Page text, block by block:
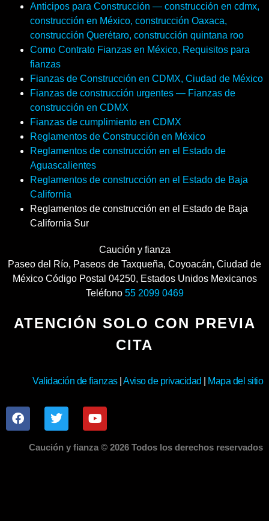
Anticipos para Construcción — construcción en cdmx,
construcción en México, construcción Oaxaca,
construcción Querétaro, construcción quintana roo
Como Contrato Fianzas en México, Requisitos para
fianzas
Fianzas de Construcción en CDMX, Ciudad de México
Fianzas de construcción urgentes — Fianzas de
construcción en CDMX
Fianzas de cumplimiento en CDMX
Reglamentos de Construcción en México
Reglamentos de construcción en el Estado de
Aguascalientes
Reglamentos de construcción en el Estado de Baja
California
Reglamentos de construcción en el Estado de Baja
California Sur
Caución y fianza
Paseo del Río, Paseos de Taxqueña, Coyoacán, Ciudad de
MéxicoCódigo Postal 04250, Estados Unidos Mexicanos
Teléfono 55 2099 0469
ATENCIÓN SOLO CON PREVIA
CITA
Validación de fianzas| Aviso de privacidad Mapa del sitio
Caución y fianza © 2026 Todos los derechos reservados